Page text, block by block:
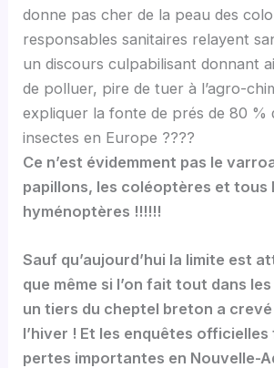
donne pas cher de la peau des
responsables sanitaires relayent
un discours culpabilisant donnant
de polluer, pire de tuer à l’agro-
expliquer la fonte de prés de 80 %
insectes en Europe ????
Ce n’est évidemment pas le
papillons, les coléoptères et tous
hyménoptères !!!!!!
Sauf qu’aujourd’hui la limite est
que même si l’on fait tout dans
un tiers du cheptel breton a
l’hiver ! Et les enquêtes
pertes importantes en Nouvelle-